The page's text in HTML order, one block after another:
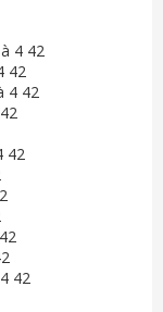
4 42
42
4 42
42
42